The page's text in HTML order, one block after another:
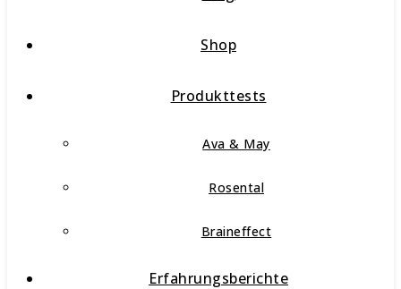
Shop
Produkttests
Ava & May
Rosental
Braineffect
Erfahrungsberichte